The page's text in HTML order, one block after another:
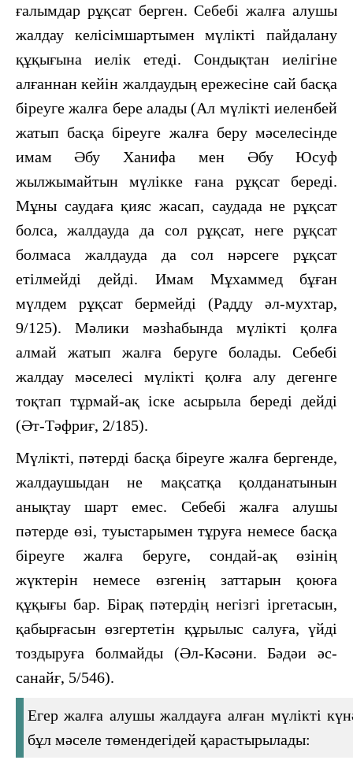
ғалымдар рұқсат берген. Себебі жалға алушы
жалдау келісімшартымен мүлікті пайдалану
құқығына иелік етеді. Сондықтан иелігіне
алғаннан кейін жалдаудың ережесіне сай басқа
біреуге жалға бере алады (Ал мүлікті иеленбей
жатып басқа біреуге жалға беру мәселесінде
имам Әбу Ханифа мен Әбу Юсуф
жылжымайтын мүлікке ғана рұқсат береді.
Мұны саудаға қияс жасап, саудада не рұқсат
болса, жалдауда да сол рұқсат, неге рұқсат
болмаса жалдауда да сол нәрсеге рұқсат
етілмейді дейді. Имам Мұхаммед бұған
мүлдем рұқсат бермейді (Радду әл-мухтар,
9/125). Мәлики мәзһабында мүлікті қолға
алмай жатып жалға беруге болады. Себебі
жалдау мәселесі мүлікті қолға алу дегенге
тоқтап тұрмай-ақ іске асырыла береді дейді
(Әт-Тәфриғ, 2/185).
Мүлікті, пәтерді басқа біреуге жалға бергенде,
жалдаушыдан не мақсатқа қолданатынын
анықтау шарт емес. Себебі жалға алушы
пәтерде өзі, туыстарымен тұруға немесе басқа
біреуге жалға беруге, сондай-ақ өзінің
жүктерін немесе өзгенің заттарын қоюға
құқығы бар. Бірақ пәтердің негізгі іргетасын,
қабырғасын өзгертетін құрылыс салуға, үйді
тоздыруға болмайды (Әл-Кәсәни. Бәдәи әс-
санайғ, 5/546).
Егер жалға алушы жалдауға алған мүлікті
бұл мәселе төмендегідей қарастырылады: